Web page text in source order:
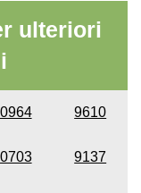
ulteriori
0964 9610
0703 9137